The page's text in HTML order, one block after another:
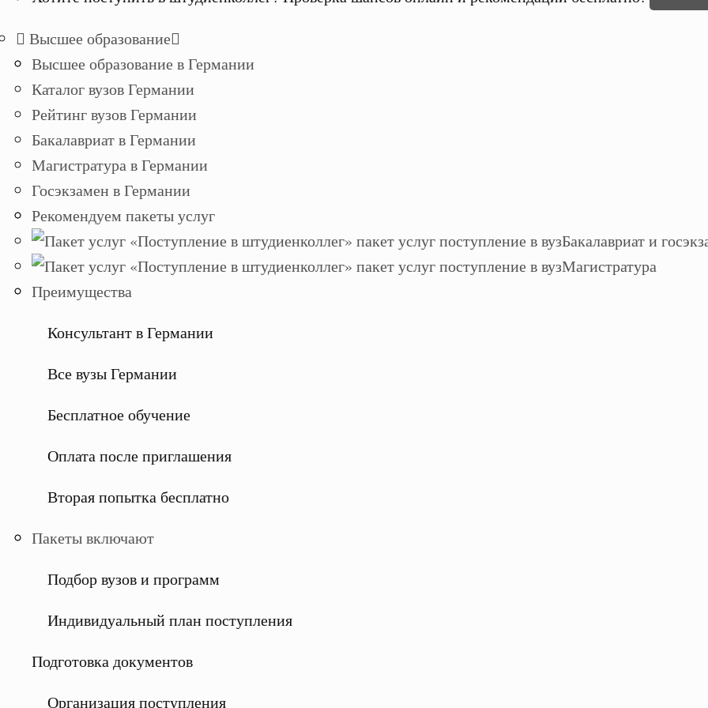
Высшее образование
Высшее образование в Германии
Каталог вузов Германии
Рейтинг вузов Германии
Бакалавриат в Германии
Магистратура в Германии
Госэкзамен в Германии
Рекомендуем пакеты услуг
Бакалавриат и
Магистратура
Преимущества
Консультант в Германии
Все вузы Германии
Бесплатное обучение
Оплата после приглашения
Вторая попытка бесплатно
Пакеты включают
Подбор вузов и программ
Индивидуальный план поступления
Подготовка документов
Организация поступления